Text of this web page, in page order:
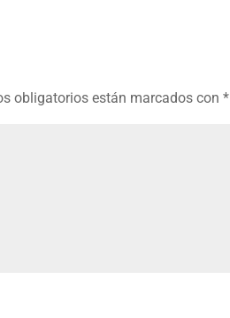
obligatorios están marcados con*